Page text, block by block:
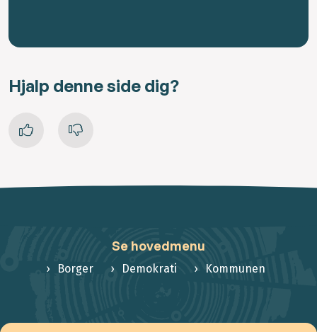
Hjalp denne side dig?
Se hovedmenu
Borger Demokrati Kommunen